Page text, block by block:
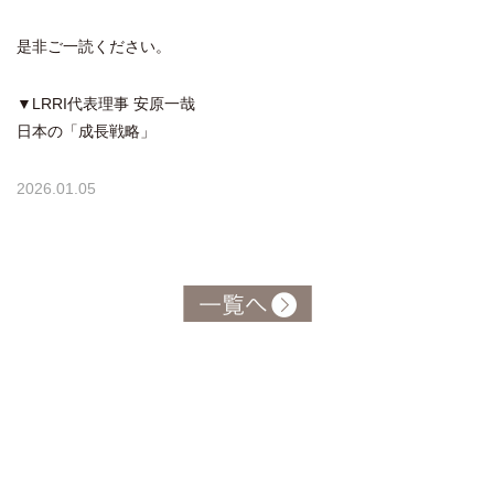
是非ご一読ください。
▼LRRI代表理事 安原⼀哉
日本の「成長戦略」
2026.01.05